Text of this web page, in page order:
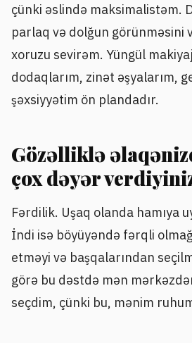
çünki əslində maksimalistəm.
parlaq və dolğun görünməsini
xoruzu sevirəm. Yüngül
dodaqlarım, zinət əşyalarım,
şəxsiyyətim ön plandadır.
Gözəlliklə
çox dəyər
Fərdilik. Uşaq olanda hamıya
İndi isə böyüyəndə fərqli
etməyi və başqalarından
görə bu dəstdə mən
seçdim, çünki bu, mənim